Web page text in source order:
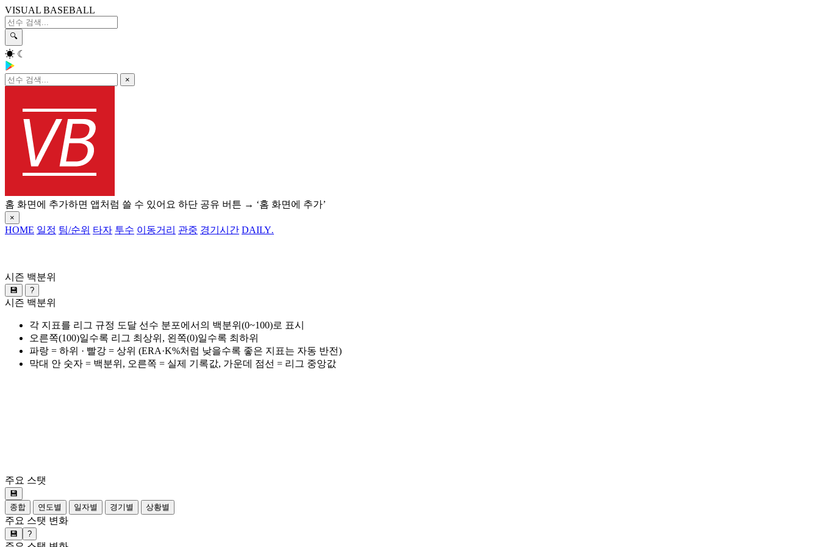
VISUAL BASEBALL
🔍
☀ ☾
×
홈 화면에 추가하면 앱처럼 쓸 수 있어요 하단 공유 버튼 → ‘홈 화면에 추가’
×
HOME 일정 팀/순위 타자 투수 이동거리 관중 경기시간 DAILY.
시즌 백분위
💾 ?
시즌 백분위
각 지표를 리그 규정 도달 선수 분포에서의 백분위(0~100)로 표시
오른쪽(100)일수록 리그 최상위, 왼쪽(0)일수록 최하위
파랑 = 하위 · 빨강 = 상위 (ERA·K%처럼 낮을수록 좋은 지표는 자동 반전)
막대 안 숫자 = 백분위, 오른쪽 = 실제 기록값, 가운데 점선 = 리그 중앙값
주요 스탯
💾
종합
연도별 일자별 경기별 상황별
주요 스탯 변화
💾 ?